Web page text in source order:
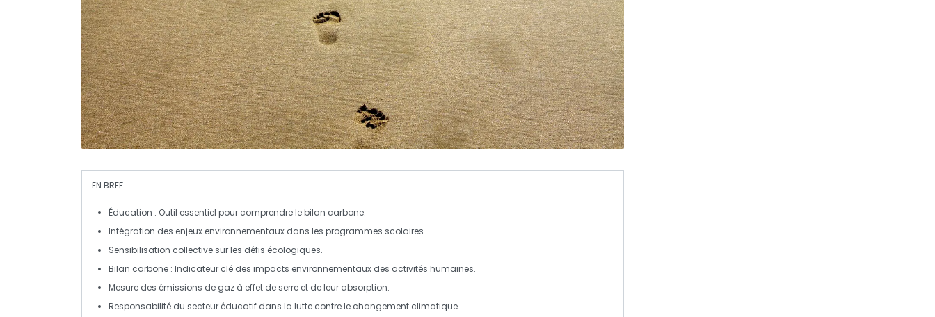
EN BREF
Éducation : Outil essentiel pour comprendre lebilan carbone.
Intégration des enjeux environnementaux dans les programmes scolaires.
Sensibilisation collective sur les défis écologiques.
Bilan carbone : Indicateur clé des impacts environnementaux des activités humaines.
Mesure des émissions de gaz à effet de serre et de leur absorption.
Responsabilité du secteur éducatif dans la lutte contre le changement climatique.